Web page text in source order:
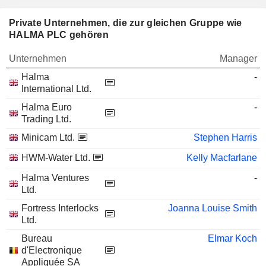
Private Unternehmen, die zur gleichen Gruppe wie
HALMA PLC gehören
Unternehmen
Manager
Halma
International Ltd.
-
Halma Euro
Trading Ltd.
-
Minicam Ltd.
Stephen Harris
HWM-Water Ltd.
Kelly Macfarlane
Halma Ventures
Ltd.
-
Fortress Interlocks
Ltd.
Joanna Louise Smith
Bureau
d'Electronique
Appliquée SA
Elmar Koch